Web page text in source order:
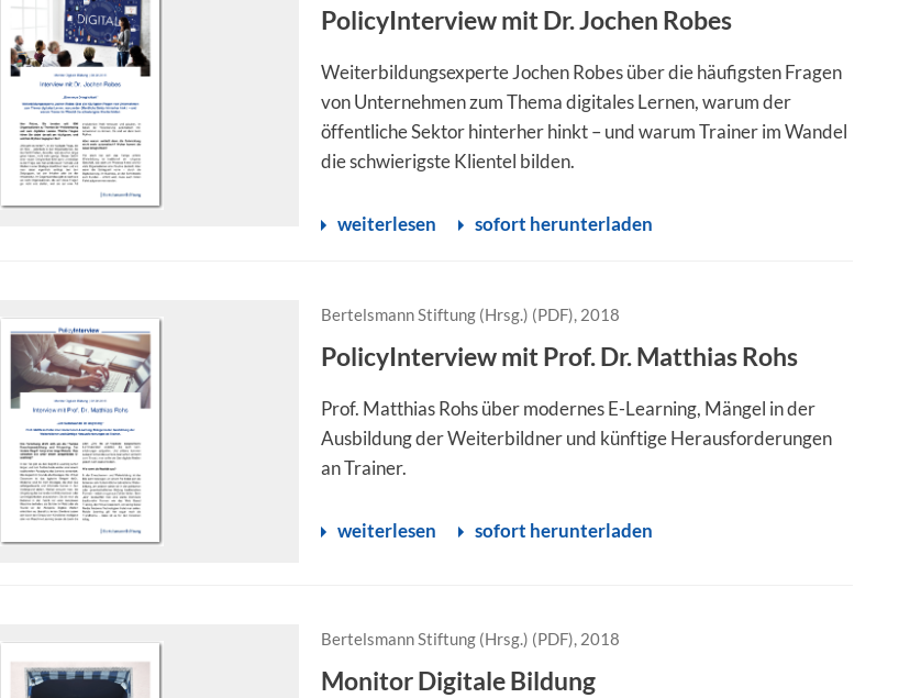
PolicyInterview mit Dr. Jochen Robes
Weiterbildungsexperte Jochen Robes über die häufigsten Fragen
von Unternehmen zum Thema digitales Lernen, warum der
öffentliche Sektor hinterher hinkt – und warum Trainer im Wandel
die schwierigste Klientel bilden.
weiterlesen sofort herunterladen
Bertelsmann Stiftung (Hrsg.) (PDF), 2018
PolicyInterview mit Prof. Dr. Matthias Rohs
Prof. Matthias Rohs über modernes E-Learning, Mängel in der
Ausbildung der Weiterbildner und künftige Herausforderungen
an Trainer.
weiterlesen sofort herunterladen
Bertelsmann Stiftung (Hrsg.) (PDF), 2018
Monitor Digitale Bildung